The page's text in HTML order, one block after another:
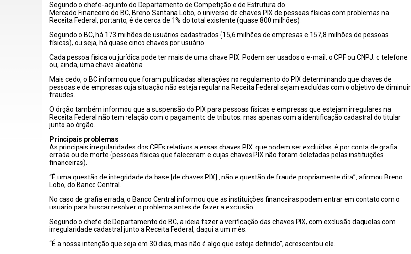
Segundo o chefe-adjunto do Departamento de Competição e de Estrutura do
Mercado Financeiro do BC, Breno Santana Lobo, o universo de chaves PIX de pessoas físicas com problemas na
Receita Federal, portanto, é de cerca de 1% do total existente (quase 800 milhões).
Segundo o BC, há 173 milhões de usuários cadastrados (15,6 milhões de empresas e 157,8 milhões de pessoas
físicas), ou seja, há quase cinco chaves por usuário.
Cada pessoa física ou jurídica pode ter mais de uma chave PIX. Podem ser usados o e-mail, o CPF ou CNPJ, o telefone
ou, ainda, uma chave aleatória.
Mais cedo, o BC informou que foram publicadas alterações no regulamento do PIX determinando que chaves de
pessoas e de empresas cuja situação não esteja regular na Receita Federal sejam excluídas com o objetivo de diminuir
fraudes.
O órgão também informou que a suspensão do PIX para pessoas físicas e empresas que estejam irregulares na
Receita Federal não tem relação com o pagamento de tributos, mas apenas com a identificação cadastral do titular
junto ao órgão.
Principais problemas
As principais irregularidades dos CPFs relativos a essas chaves PIX, que podem ser excluídas, é por conta de grafia
errada ou de morte (pessoas físicas que faleceram e cujas chaves PIX não foram deletadas pelas instituições
financeiras).
“É uma questão de integridade da base [de chaves PIX] , não é questão de fraude propriamente dita”, afirmou Breno
Lobo, do Banco Central.
No caso de grafia errada, o Banco Central informou que as instituições financeiras podem entrar em contato com o
usuário para buscar resolver o problema antes de fazer a exclusão.
Segundo o chefe de Departamento do BC, a ideia fazer a verificação das chaves PIX, com exclusão daquelas com
irregularidade cadastral junto à Receita Federal, daqui a um mês.
“É a nossa intenção que seja em 30 dias, mas não é algo que esteja definido”, acrescentou ele.